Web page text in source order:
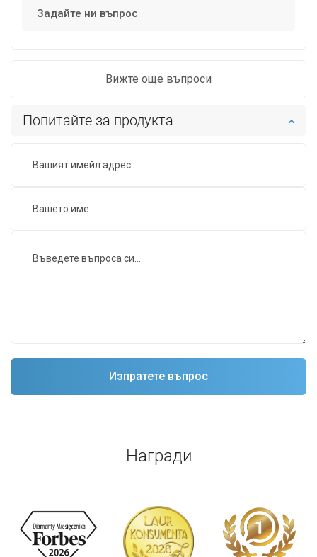
Задайте ни въпрос
Вижте още въпроси
Попитайте за продукта
Награди